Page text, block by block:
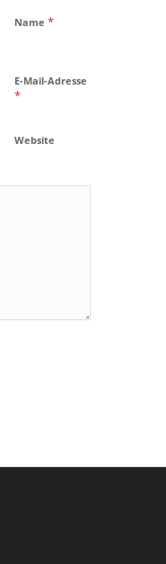
Name *
E-Mail-Adresse
*
Website